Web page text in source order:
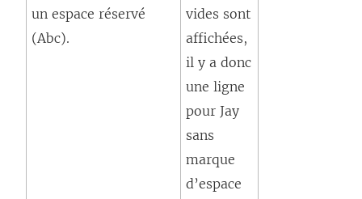
un espace réservé
(Abc).
vides sont
affichées,
il y a donc
une ligne
pour Jay
sans
marque
d’espace